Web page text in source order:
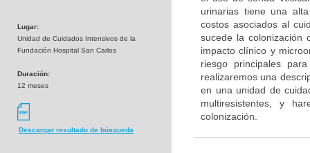
Lugar:
Unidad de Cuidados Intensivos de la
Fundación Hospital San Carlos
Duración:
12 meses
Descargar resultado de búsqueda
urinarias tiene una
costos asociados al
sucede la colonización
impacto clínico y
riesgo principales
realizaremos una
en una unidad de
multiresistentes, y
colonización.